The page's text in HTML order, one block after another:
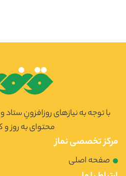
با توجه به نیازهای روزافزونِ ستاد
محتوای به روز و
مرکز تخصصی نماز
صفحه اصلی